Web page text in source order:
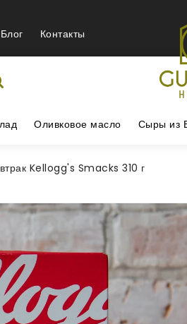
Блог Контакты
Оливковое масло Сыры из
Kellogg's Smacks 310 г